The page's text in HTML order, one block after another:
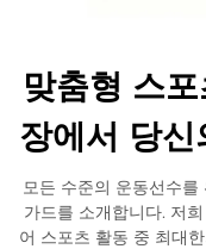
맞춤형 스
장에서 당
모든 수준의 운동선수
가드를 소개합니다. 저
어 스포츠 활동 중 최대